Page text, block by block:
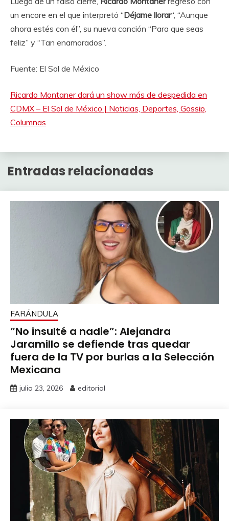
un encore en el que interpretó “Déjame llorar“, “Aunque
ahora estés con él”, su nueva canción “Para que seas
feliz” y “Tan enamorados”.
Fuente: El Sol de México
Ricardo Montaner dará un show más de despedida en
CDMX – El Sol de México | Noticias, Deportes, Gossip,
Columnas
Entradas relacionadas
FARÁNDULA
“No insulté a nadie”: Alejandra
Jaramillo se defiende tras quedar
fuera de la TV por burlas a la Selección
Mexicana
julio 23, 2026 editorial